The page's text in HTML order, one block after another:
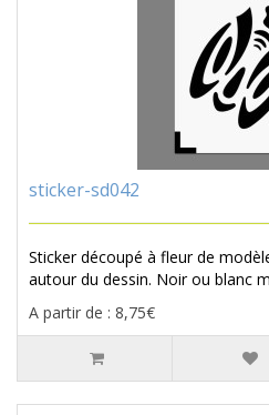
sticker-sd042
Sticker découpé à fleur de
autour du dessin. Noir ou blanc
A partir de : 8,75€